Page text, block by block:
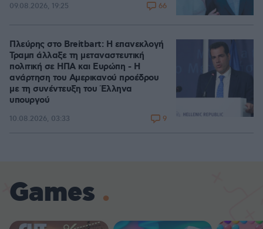
09.08.2026, 19:25 66
Πλεύρης στο Breitbart: Η επανεκλογή
Τραμπ άλλαξε τη μεταναστευτική
πολιτική σε ΗΠΑ και Ευρώπη - Η
ανάρτηση του Αμερικανού προέδρου
με τη συνέντευξη του Έλληνα
υπουργού
10.08.2026, 03:33 9
Games